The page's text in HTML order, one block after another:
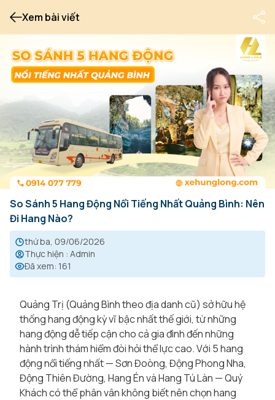
Xem bài viết
So Sánh 5 Hang Động Nổi Tiếng Nhất Quảng Bình: Nên
Đi Hang Nào?
thứ ba, 09/06/2026
Thực hiện : Admin
Đã xem: 161
Quảng Trị (Quảng Bình theo địa danh cũ) sở hữu hệ
thống hang động kỳ vĩ bậc nhất thế giới, từ những
hang động dễ tiếp cận cho cả gia đình đến những
hành trình thám hiểm đòi hỏi thể lực cao. Với 5 hang
động nổi tiếng nhất — Sơn Đoòng, Động Phong Nha,
Động Thiên Đường, Hang Én và Hang Tú Làn — Quý
Khách có thể phân vân không biết nên chọn hang